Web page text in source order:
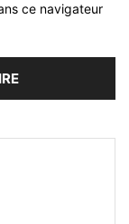
ce navigateur